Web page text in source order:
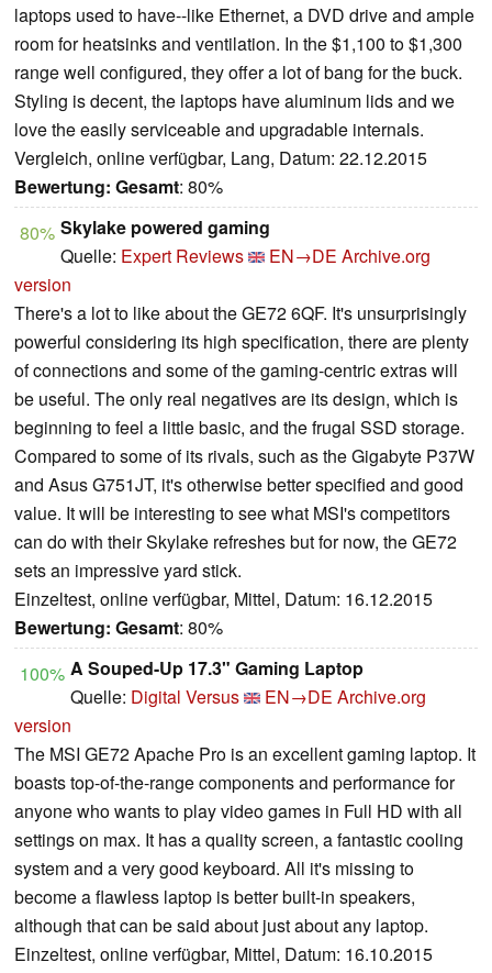
laptops used to have--like Ethernet, a DVD drive and ample
room for heatsinks and ventilation. In the $1,100 to $1,300
range well configured, they offer a lot of bang for the buck.
Styling is decent, the laptops have aluminum lids and we
love the easily serviceable and upgradable internals.
Vergleich, online verfügbar, Lang, Datum: 22.12.2015
Bewertung: Gesamt: 80%
80% Skylake powered gaming
Quelle: Expert Reviews EN→DE Archive.org
version
There's a lot to like about the GE72 6QF. It's unsurprisingly
powerful considering its high specification, there are plenty
of connections and some of the gaming-centric extras will
be useful. The only real negatives are its design, which is
beginning to feel a little basic, and the frugal SSD storage.
Compared to some of its rivals, such as the Gigabyte P37W
and Asus G751JT, it's otherwise better specified and good
value. It will be interesting to see what MSI's competitors
can do with their Skylake refreshes but for now, the GE72
sets an impressive yard stick.
Einzeltest, online verfügbar, Mittel, Datum: 16.12.2015
Bewertung: Gesamt: 80%
100% A Souped-Up 17.3" Gaming Laptop
Quelle: Digital Versus EN→DE Archive.org
version
The MSI GE72 Apache Pro is an excellent gaming laptop. It
boasts top-of-the-range components and performance for
anyone who wants to play video games in Full HD with all
settings on max. It has a quality screen, a fantastic cooling
system and a very good keyboard. All it's missing to
become a flawless laptop is better built-in speakers,
although that can be said about just about any laptop.
Einzeltest, online verfügbar, Mittel, Datum: 16.10.2015